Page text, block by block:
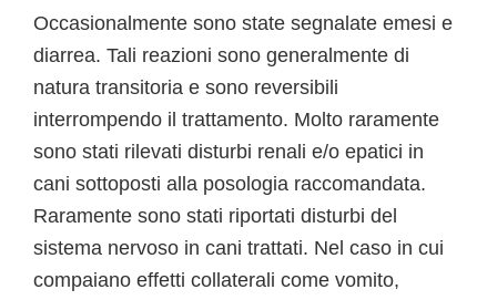
Occasionalmente sono state segnalate emesi e
diarrea. Tali reazioni sono generalmente di
natura transitoria e sono reversibili
interrompendo il trattamento. Molto raramente
sono stati rilevati disturbi renali e/o epatici in
cani sottoposti alla posologia raccomandata.
Raramente sono stati riportati disturbi del
sistema nervoso in cani trattati. Nel caso in cui
compaiano effetti collaterali come vomito,